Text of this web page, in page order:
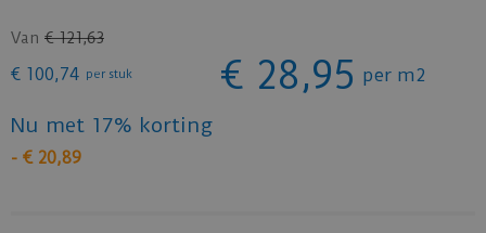
Van € 121,63
€ 100,74 per stuk € 28,95 per m2
Nu met 17% korting
- € 20,89